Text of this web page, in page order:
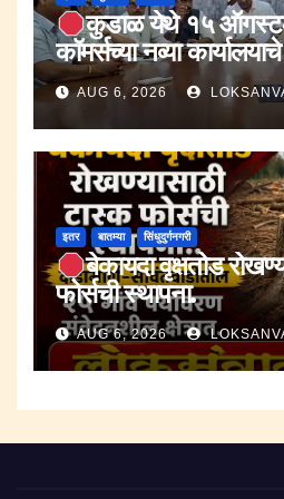
कुडाळ येथे १५
कॉमर्सच्या नव्या
AUG 6, 2026
इतर बातम्या सिंधुदुर्गनगरी
बेकायदा वृक्षतोड
फोर्सची स्थापना.
AUG 6, 2026